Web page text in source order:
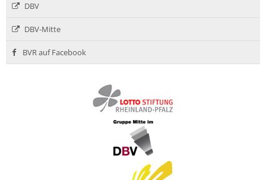
DBV
DBV-Mitte
BVR auf Facebook